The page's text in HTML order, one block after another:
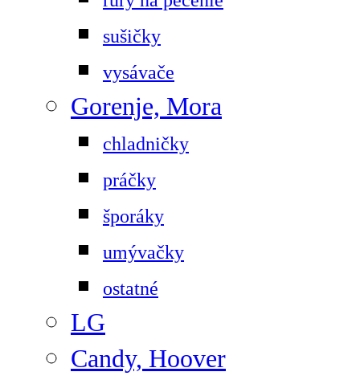
sušičky
vysávače
Gorenje, Mora
chladničky
práčky
šporáky
umývačky
ostatné
LG
Candy, Hoover